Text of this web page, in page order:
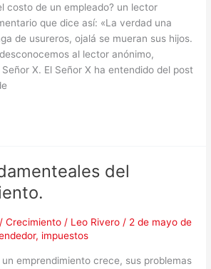
costo de un empleado? un lector
que dice así: «La verdad una
de usureros, ojalá se mueran sus hijos.
al lector anónimo,
X. El Señor X ha entendido del post
del
/Crecimiento / Leo Rivero / 2 de mayo de
, impuestos
un emprendimiento crece, sus problemas